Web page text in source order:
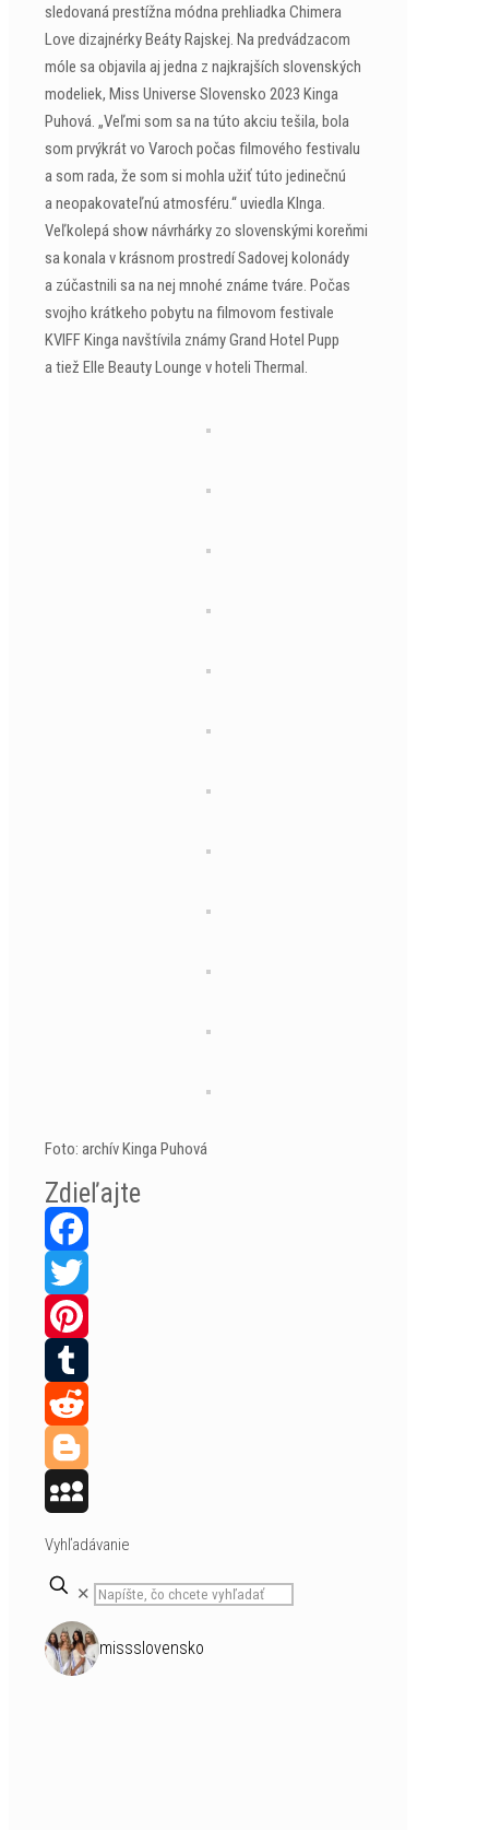
sledovaná prestížna módna prehliadka Chimera
Love dizajnérky Beáty Rajskej. Na predvádzacom
móle sa objavila aj jedna z najkrajších slovenských
modeliek, Miss Universe Slovensko 2023 Kinga
Puhová. „Veľmi som sa na túto akciu tešila, bola
som prvýkrát vo Varoch počas filmového festivalu
a som rada, že som si mohla užiť túto jedinečnú
a neopakovateľnú atmosféru.“ uviedla KInga.
Veľkolepá show návrhárky zo slovenskými koreňmi
sa konala v krásnom prostredí Sadovej kolonády
a zúčastnili sa na nej mnohé známe tváre. Počas
svojho krátkeho pobytu na filmovom festivale
KVIFF Kinga navštívila známy Grand Hotel Pupp
a tiež Elle Beauty Lounge v hoteli Thermal.
Foto: archív Kinga Puhová
Zdieľajte
Facebook
Twitter
Pinterest
Tumblr
Reddit
Blogger
MySpace
Vyhľadávanie
✕
missslovensko